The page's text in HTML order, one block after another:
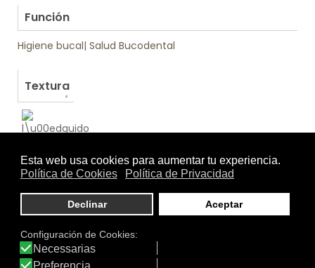
Función
Higiene bucal| Salud Bucodental
Textura
Otros productos de DentYucral